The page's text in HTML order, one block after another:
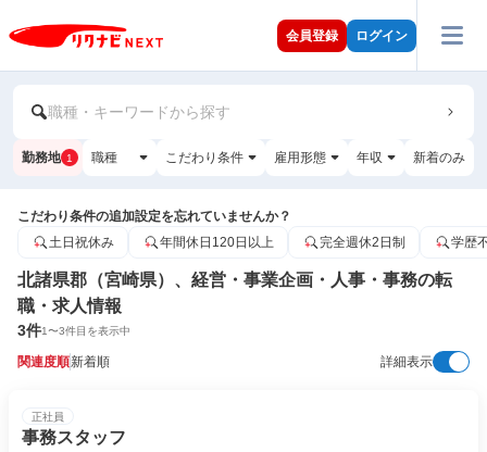
会員登録 ログイン
職種・キーワードから探す
勤務地 1 職種 こだわり条件 雇用形態 年収 新着のみ
こだわり条件の追加設定を忘れていませんか？
土日祝休み
年間休日120日以上 完全週休2日制 学歴
北諸県郡（宮崎県）、経営・事業企画・人事・事務の転
職・求人情報
3件1〜3件目を表示中
関連度順新着順 詳細表示
正社員
事務スタッフ